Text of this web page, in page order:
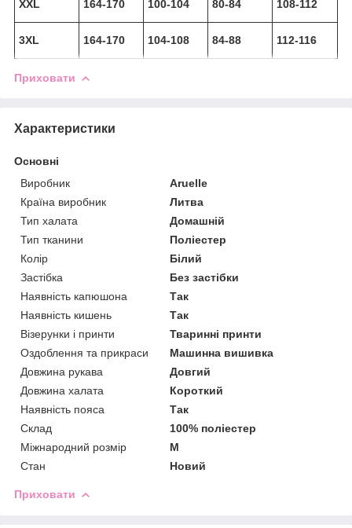
XXL 164-170 100-104 80-84 108-112
3XL 164-170 104-108 84-88 112-116
Приховати
Характеристики
Основні
Виробник
Aruelle
Країна виробник
Литва
Тип халата
Домашній
Тип тканини
Поліестер
Колір
Білий
Застібка
Без застібки
Наявність капюшона
Так
Наявність кишень
Так
Візерунки і принти
Тваринні принти
Оздоблення та прикраси
Машинна вишивка
Довжина рукава
Довгий
Довжина халата
Короткий
Наявність пояса
Так
Склад
100% поліестер
Міжнародний розмір
M
Стан
Новий
Приховати